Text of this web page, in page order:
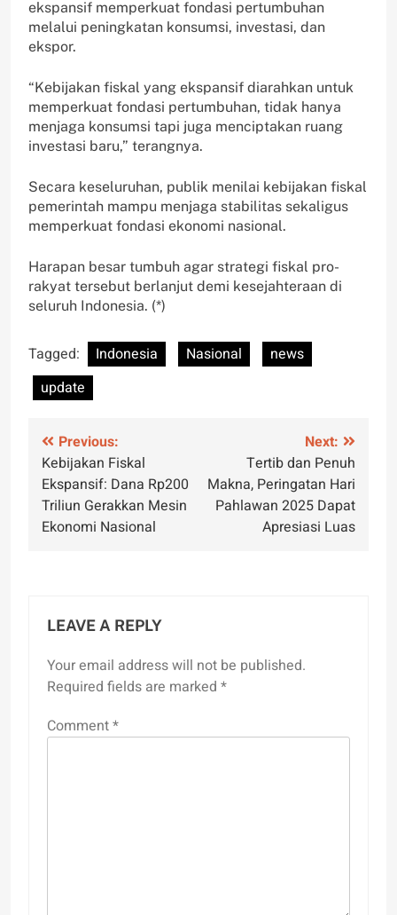
ekspansif memperkuat fondasi pertumbuhan
melalui peningkatan konsumsi, investasi, dan
ekspor.
“Kebijakan fiskal yang ekspansif diarahkan untuk
memperkuat fondasi pertumbuhan, tidak hanya
menjaga konsumsi tapi juga menciptakan ruang
investasi baru,” terangnya.
Secara keseluruhan, publik menilai kebijakan fiskal
pemerintah mampu menjaga stabilitas sekaligus
memperkuat fondasi ekonomi nasional.
Harapan besar tumbuh agar strategi fiskal pro-
rakyat tersebut berlanjut demi kesejahteraan di
seluruh Indonesia. (*)
Tagged: Indonesia Nasional
news
update
Post
navigation
Previous:
Kebijakan Fiskal
Ekspansif: Dana Rp200
Triliun Gerakkan Mesin
Ekonomi Nasional
Next:
Tertib dan Penuh
Makna, Peringatan Hari
Pahlawan 2025 Dapat
Apresiasi Luas
LEAVE A REPLY
Your email address will not be published.
Required fields are marked *
Comment*